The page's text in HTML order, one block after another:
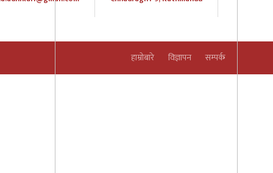
हाम्रोबारे विज्ञापन सम्पर्क